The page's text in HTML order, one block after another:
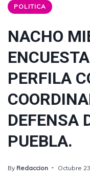
POLITICA
NACHO
PERFILA
DEFENSA
PUEBLA.
By Redaccion Octubre